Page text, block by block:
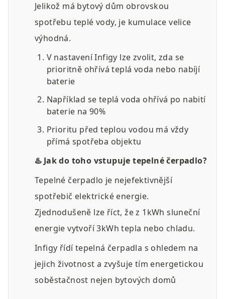
Jelikož má bytový dům obrovskou
spotřebu teplé vody, je kumulace velice
výhodná.
V nastavení Infigy lze zvolit, zda se
prioritně ohřívá teplá voda nebo nabíjí
baterie
Například se teplá voda ohřívá po nabití
baterie na 90%
Prioritu před teplou vodou má vždy
přímá spotřeba objektu
♨️ Jak do toho vstupuje tepelné čerpadlo?
Tepelné čerpadlo je nejefektivnější
spotřebič elektrické energie.
Zjednodušeně lze říct, že z 1kWh sluneční
energie vytvoří 3kWh tepla nebo chladu.
Infigy řídí tepelná čerpadla s ohledem na
jejich životnost a zvyšuje tím energetickou
soběstačnost nejen bytových domů